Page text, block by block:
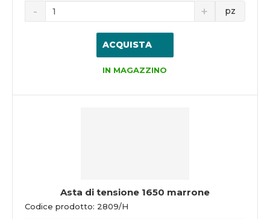
pz
ACQUISTA
IN MAGAZZINO
Asta di tensione 1650 marrone
Codice prodotto: 2809/H